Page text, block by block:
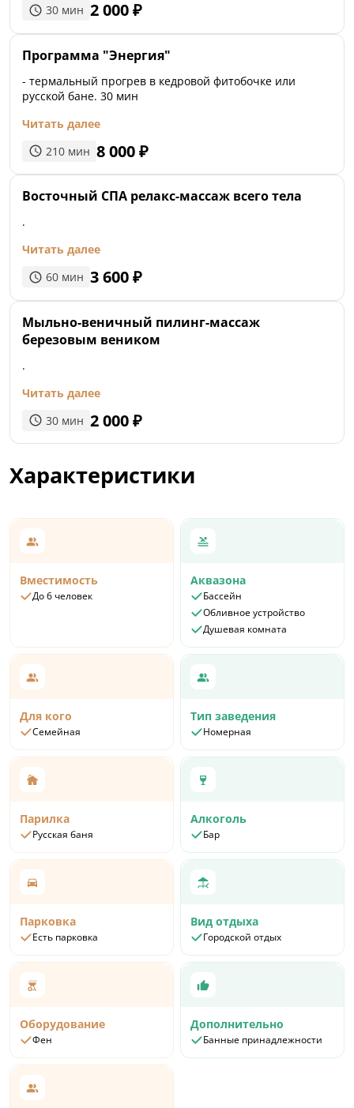
30 мин 2 000₽
Программа "Энергия"
- термальный прогрев в кедровой фитобочке или
русской бане. 30 мин
Читать далее
210 мин 8 000₽
Восточный СПА релакс-массаж всего тела
.
Читать далее
60 мин 3 600₽
Мыльно-веничный пилинг-массаж
березовым веником
.
Читать далее
30 мин 2 000₽
Характеристики
Вместимость
До 6 человек
Аквазона
Бассейн
Обливное устройство
Душевая комната
Для кого
Семейная
Тип заведения
Номерная
Парилка
Русская баня
Алкоголь
Бар
Парковка
Есть парковка
Вид отдыха
Городской отдых
Оборудование
Фен
Дополнительно
Банные принадлежности